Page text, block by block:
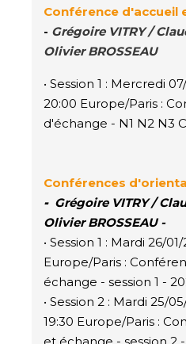
Conférence d'accueil
- Grégoire VITRY /
Olivier BROSSEAU
• Session 1 : Mercredi
20:00 Europe/Paris :
d'échange - N1 N2 N3
Conférences
- Grégoire VITRY /
Olivier BROSSEAU -
• Session 1 : Mardi 26/
Europe/Paris :
échange - session 1 -
• Session 2 : Mardi 25/
19:30 Europe/Paris :